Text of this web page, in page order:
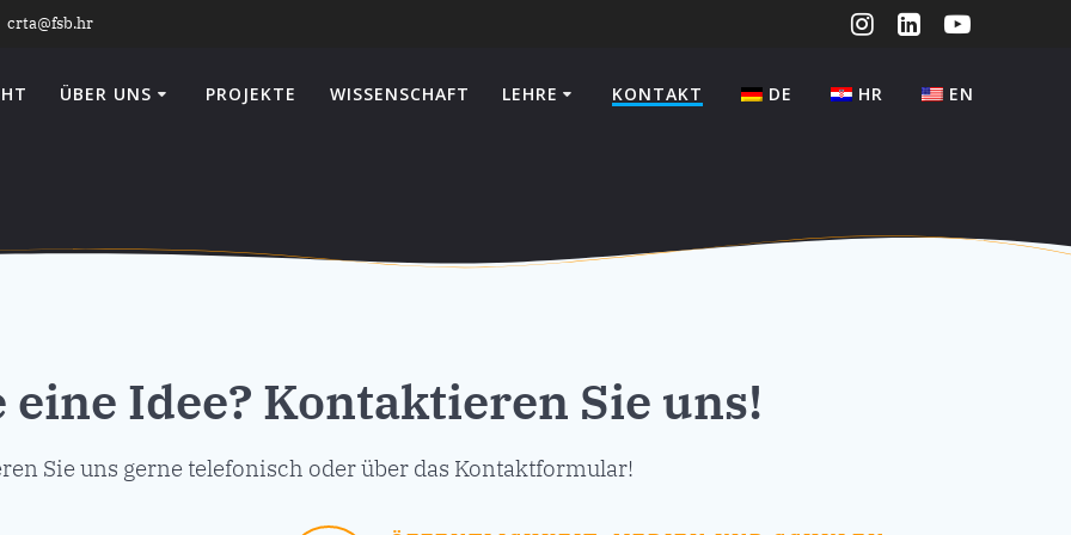
crta@fsb.hr
ÜBER UNS PROJEKTE WISSENSCHAFT LEHRE KONTAKT DE HR EN
eine Idee? Kontaktieren Sie uns!
Sie uns gerne telefonisch oder über das Kontaktformular!